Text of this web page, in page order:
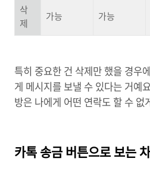
삭
제
가능 가능
특히 중요한 건 삭제만 했을 경우
게 메시지를 보낼 수 있다는 거예
방은 나에게 어떤 연락도 할 수 없
카톡 송금 버튼으로 보는